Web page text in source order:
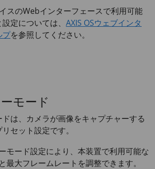
スのWebインターフェースで利用可能
定については、 AXIS OSウェブインタ
プを参照してください。
モード
は、カメラが画像をキャプチャーする
セット設定です。
モード設定により、本装置で利用可能な
最大フレームレートを調整できます。